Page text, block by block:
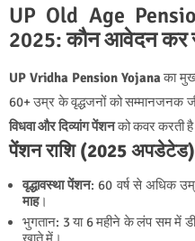
UP Old Age
2025: कौन आवेदन कर
UP Vridha Pension Yojanaका
60+ उम्र के वृद्धजनों को सम्मानजनक
विधवा और दिव्यांग पेंशनको कवर करती
पेंशन राशि (2025 अपडेटेड)
वृद्धावस्था पेंशन: 60 वर्ष से अधिक
माह।
भुगतान: 3 या 6 महीने के लंप सम में